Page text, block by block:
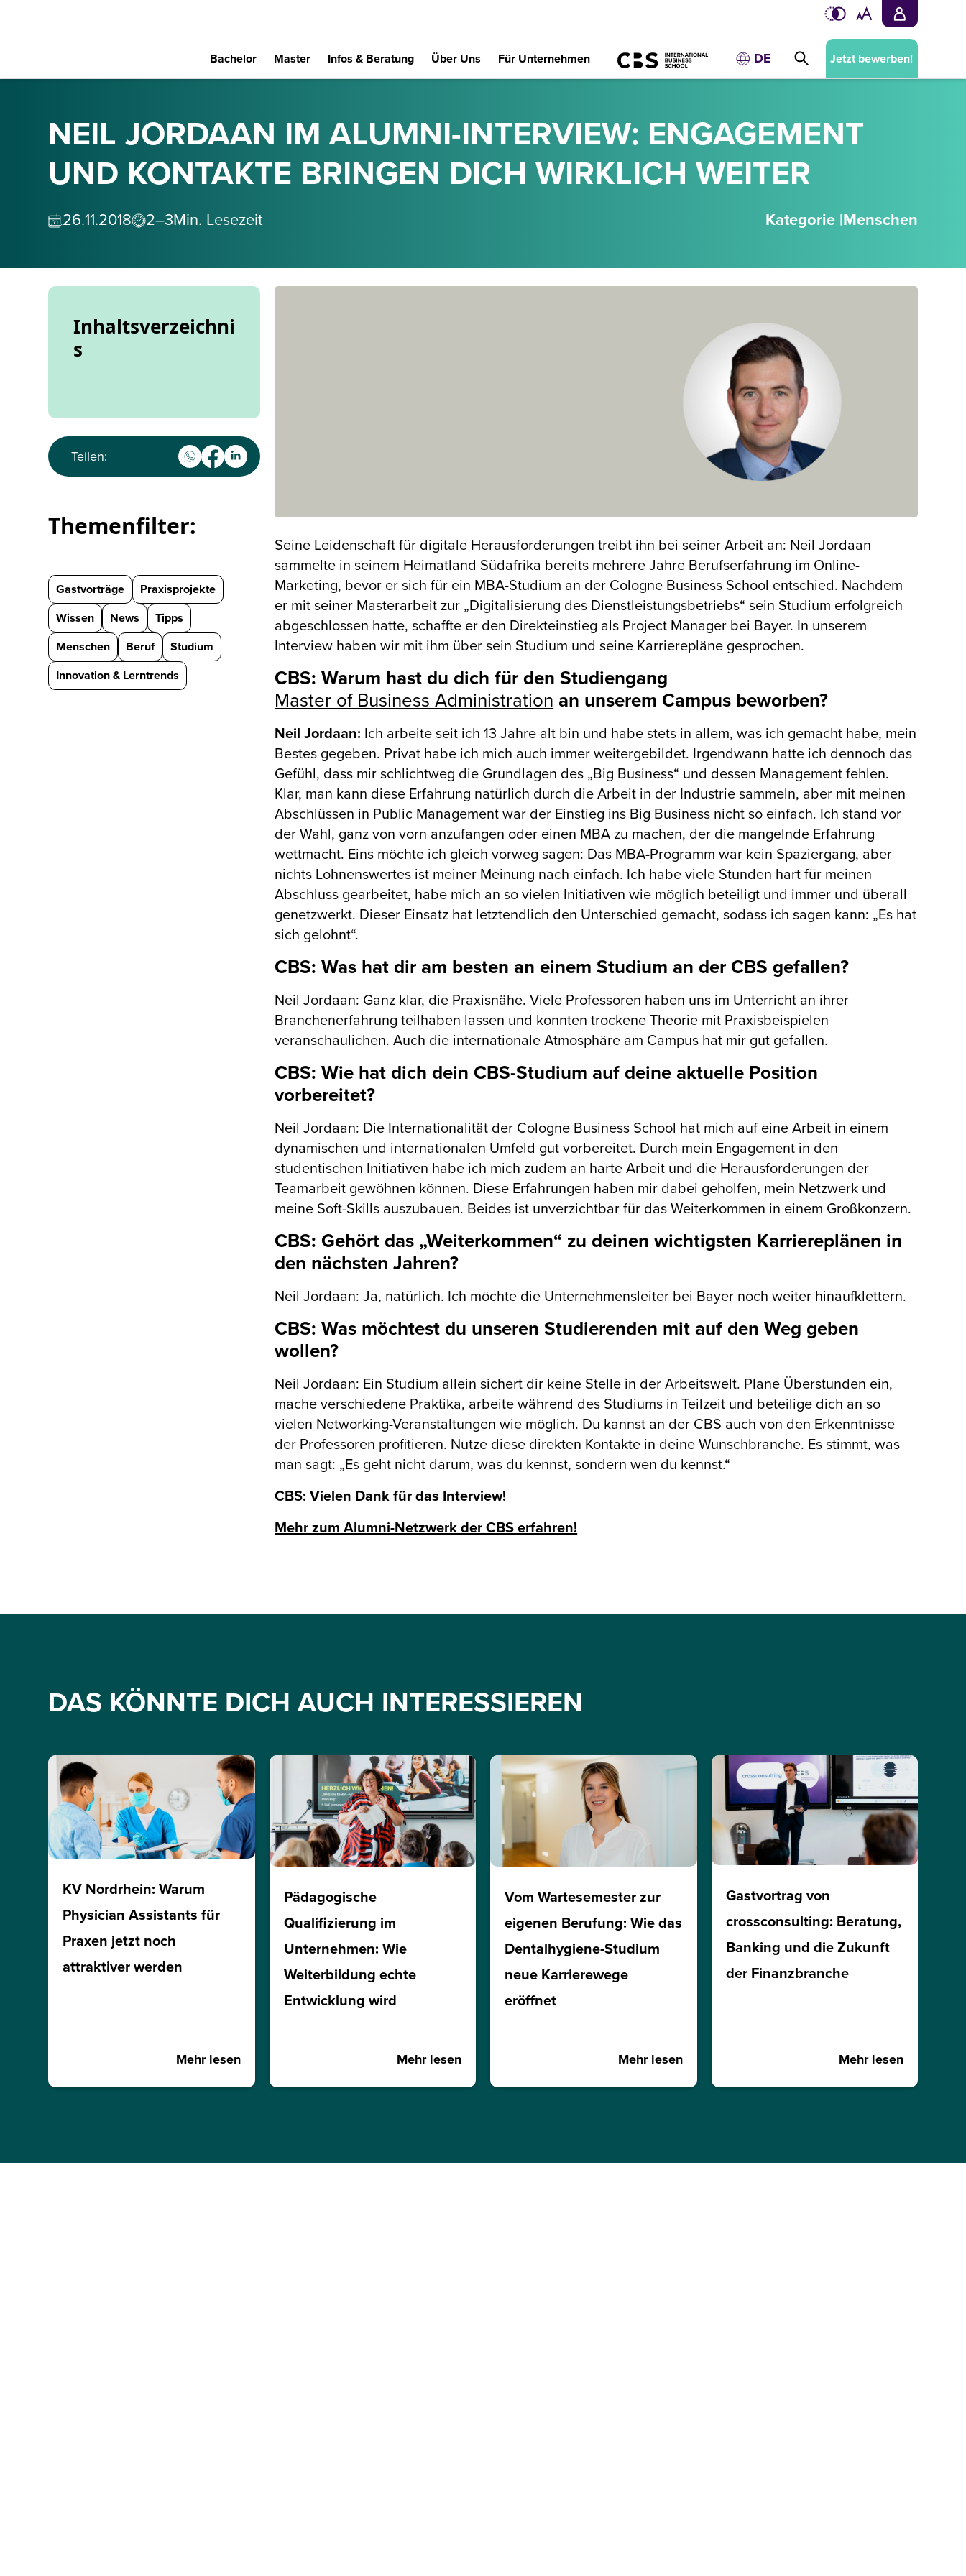
Bachelor Master Infos & Beratung Über Uns Für Unternehmen DE Jetzt bewerben!
NEIL JORDAAN IM ALUMNI-INTERVIEW: ENGAGEMENT
UND KONTAKTE BRINGEN DICH WIRKLICH WEITER
26.11.2018 2–3Min. Lesezeit Kategorie |Menschen
Inhaltsverzeichni
s
Teilen:
Themenfilter:
Gastvorträge
Praxisprojekte
Wissen
News
Tipps
Menschen
Beruf
Studium
Innovation & Lerntrends
Seine Leidenschaft für digitale Herausforderungen treibt ihn bei seiner Arbeit an: Neil Jordaan
sammelte in seinem Heimatland Südafrika bereits mehrere Jahre Berufserfahrung im Online-
Marketing, bevor er sich für ein MBA-Studium an der Cologne Business School entschied. Nachdem
er mit seiner Masterarbeit zur „Digitalisierung des Dienstleistungsbetriebs“ sein Studium erfolgreich
abgeschlossen hatte, schaffte er den Direkteinstieg als Project Manager bei Bayer. In unserem
Interview haben wir mit ihm über sein Studium und seine Karrierepläne gesprochen.
CBS: Warum hast du dich für den Studiengang
Master of Business Administration an unserem Campus beworben?
Neil Jordaan: Ich arbeite seit ich 13 Jahre alt bin und habe stets in allem, was ich gemacht habe, mein
Bestes gegeben. Privat habe ich mich auch immer weitergebildet. Irgendwann hatte ich dennoch das
Gefühl, dass mir schlichtweg die Grundlagen des „Big Business“ und dessen Management fehlen.
Klar, man kann diese Erfahrung natürlich durch die Arbeit in der Industrie sammeln, aber mit meinen
Abschlüssen in Public Management war der Einstieg ins Big Business nicht so einfach. Ich stand vor
der Wahl, ganz von vorn anzufangen oder einen MBA zu machen, der die mangelnde Erfahrung
wettmacht. Eins möchte ich gleich vorweg sagen: Das MBA-Programm war kein Spaziergang, aber
nichts Lohnenswertes ist meiner Meinung nach einfach. Ich habe viele Stunden hart für meinen
Abschluss gearbeitet, habe mich an so vielen Initiativen wie möglich beteiligt und immer und überall
genetzwerkt. Dieser Einsatz hat letztendlich den Unterschied gemacht, sodass ich sagen kann: „Es hat
sich gelohnt“.
CBS: Was hat dir am besten an einem Studium an der CBS gefallen?
Neil Jordaan: Ganz klar, die Praxisnähe. Viele Professoren haben uns im Unterricht an ihrer
Branchenerfahrung teilhaben lassen und konnten trockene Theorie mit Praxisbeispielen
veranschaulichen. Auch die internationale Atmosphäre am Campus hat mir gut gefallen.
CBS: Wie hat dich dein CBS-Studium auf deine aktuelle Position
vorbereitet?
Neil Jordaan: Die Internationalität der Cologne Business School hat mich auf eine Arbeit in einem
dynamischen und internationalen Umfeld gut vorbereitet. Durch mein Engagement in den
studentischen Initiativen habe ich mich zudem an harte Arbeit und die Herausforderungen der
Teamarbeit gewöhnen können. Diese Erfahrungen haben mir dabei geholfen, mein Netzwerk und
meine Soft-Skills auszubauen. Beides ist unverzichtbar für das Weiterkommen in einem Großkonzern.
CBS: Gehört das „Weiterkommen“ zu deinen wichtigsten Karriereplänen in
den nächsten Jahren?
Neil Jordaan: Ja, natürlich. Ich möchte die Unternehmensleiter bei Bayer noch weiter hinaufklettern.
CBS: Was möchtest du unseren Studierenden mit auf den Weg geben
wollen?
Neil Jordaan: Ein Studium allein sichert dir keine Stelle in der Arbeitswelt. Plane Überstunden ein,
mache verschiedene Praktika, arbeite während des Studiums in Teilzeit und beteilige dich an so
vielen Networking-Veranstaltungen wie möglich. Du kannst an der CBS auch von den Erkenntnisse
der Professoren profitieren. Nutze diese direkten Kontakte in deine Wunschbranche. Es stimmt, was
man sagt: „Es geht nicht darum, was du kennst, sondern wen du kennst.“
CBS: Vielen Dank für das Interview!
Mehr zum Alumni-Netzwerk der CBS erfahren!
DAS KÖNNTE DICH AUCH INTERESSIEREN
KV Nordrhein: Warum
Physician Assistants für
Praxen jetzt noch
attraktiver werden
Mehr lesen
Pädagogische
Qualifizierung im
Unternehmen: Wie
Weiterbildung echte
Entwicklung wird
Mehr lesen
Vom Wartesemester zur
eigenen Berufung: Wie das
Dentalhygiene-Studium
neue Karrierewege
eröffnet
Mehr lesen
Gastvortrag von
crossconsulting: Beratung,
Banking und die Zukunft
der Finanzbranche
Mehr lesen